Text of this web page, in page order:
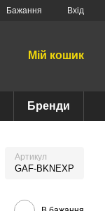
Бажання Вхід
Мій кошик
Бренди
Артикул
GAF-BKNEXP